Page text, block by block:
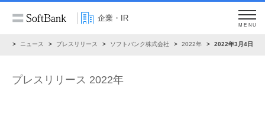
企業・IR
MENU
ニュース プレスリリース ソフトバンク株式会社 2022年 2022年3月4日
プレスリリース 2022年